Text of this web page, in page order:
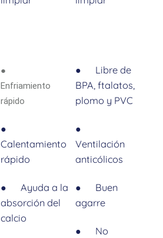
●
Enfriamiento
rápido
●
Calentamiento
rápido
● Ayuda a la
absorción del
calcio
● Libre de
BPA, ftalatos,
plomo y PVC
●
Ventilación
anticólicos
● Buen
agarre
● No